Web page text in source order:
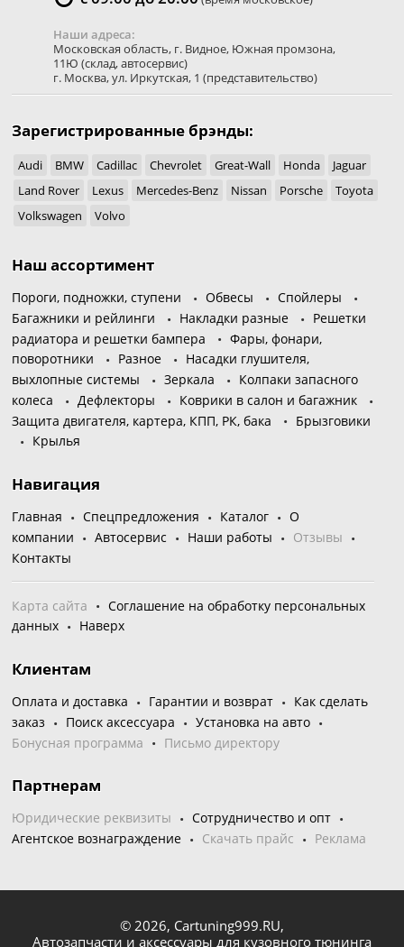
Наши адреса:
Московская область, г. Видное, Южная промзона,
11Ю (склад, автосервис)
г. Москва,ул. Иркутская, 1 (представительство)
Зарегистрированные брэнды:
Audi BMW Cadillac Chevrolet Great-Wall Honda
Jaguar
Land Rover
Lexus Mercedes-Benz Nissan Porsche
Toyota
Volkswagen
Volvo
Наш ассортимент
Пороги, подножки, ступени Обвесы
Спойлеры
Багажники и рейлинги
Накладки разные
Решетки
радиатора и решетки бампера
Фары, фонари,
поворотники
Разное
Насадки глушителя,
выхлопные системы
Зеркала
Колпаки запасного
колеса
Дефлекторы
Коврики в салон и багажник
Защита двигателя, картера, КПП, РК, бака
Брызговики
Крылья
Навигация
Главная Спецпредложения Каталог
О
компании
Автосервис Наши работы
Отзывы
Контакты
Карта сайта
Соглашение на обработку персональных
данных
Наверх
Клиентам
Оплата и доставка Гарантии и возврат
Как сделать
заказ
Поиск аксессуара
Установка на авто
Бонусная программа
Письмо директору
Партнерам
Юридические реквизиты
Сотрудничество и опт
Агентское вознаграждение
Скачать прайс Реклама
© 2026, Cartuning999.RU,
Автозапчасти и аксессуары для кузовного тюнинга